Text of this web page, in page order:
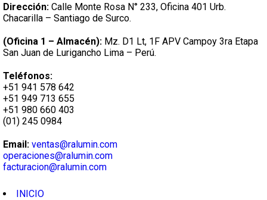
Dirección: Calle Monte Rosa N° 233, Oficina 401 Urb.
Chacarilla – Santiago de Surco.
(Oficina 1 – Almacén): Mz. D1 Lt, 1F APV Campoy 3ra Etapa
San Juan de Lurigancho Lima – Perú.
Teléfonos:
+51 941 578 642
+51 949 713 655
+51 980 660 403
(01) 245 0984
Email: ventas@ralumin.com
operaciones@ralumin.com
facturacion@ralumin.com
INICIO